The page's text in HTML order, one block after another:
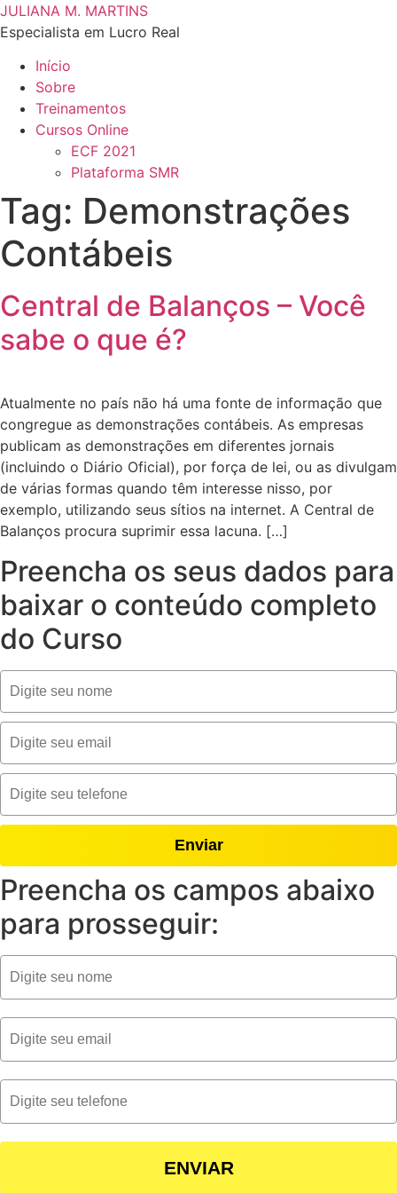
Ir
para
conteúdo
JULIANA M. MARTINS
Especialista em Lucro Real
Início
Sobre
Treinamentos
Cursos Online
ECF 2021
Plataforma SMR
Tag: Demonstrações
Contábeis
Central de Balanços – Você
sabe o que é?
Atualmente no país não há uma fonte de informação que
congregue as demonstrações contábeis. As empresas
publicam as demonstrações em diferentes jornais
(incluindo o Diário Oficial), por força de lei, ou as divulgam
de várias formas quando têm interesse nisso, por
exemplo, utilizando seus sítios na internet. A Central de
Balanços procura suprimir essa lacuna. […]
Preencha os seus dados para
baixar o conteúdo completo
do Curso
Enviar
Preencha os campos abaixo
para prosseguir:
ENVIAR